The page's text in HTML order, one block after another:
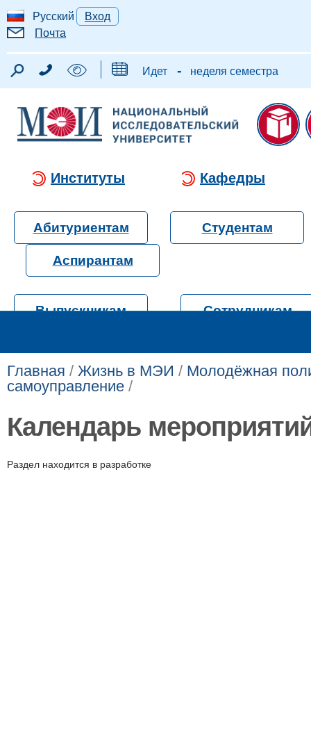
Русский
Вход
Почта
Идет - неделя семестра
Институты Кафедры
Абитуриентам Студентам
Аспирантам
Выпускникам Сотрудникам
Главная / Жизнь в МЭИ / Молодёжная
самоуправление /
Календарь
​​Раздел находится в разработке